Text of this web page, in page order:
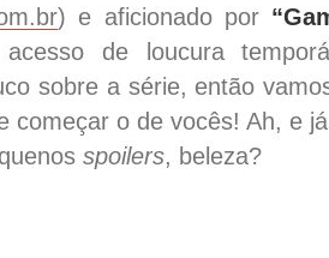
) e aficionado por
de loucura
sobre a série, então
começar o de vocês! Ah, e
spoilers, beleza?